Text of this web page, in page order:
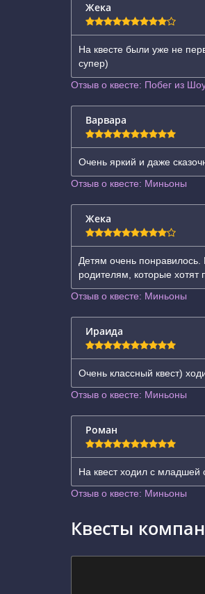
Жека
На квесте были уже не
супер)
Отзыв о квесте: Побег из
Варвара
Очень яркий и даже
Отзыв о квесте: Миньоны
Жека
Детям очень
родителям, которые хотят
Отзыв о квесте: Миньоны
Ираида
Очень классный квест)
Отзыв о квесте: Миньоны
Роман
На квест ходил с младшей
Отзыв о квесте: Миньоны
Квесты